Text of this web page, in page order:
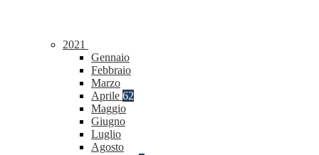
2021
Gennaio
Febbraio
Marzo
Aprile 62
Maggio
Giugno
Luglio
Agosto